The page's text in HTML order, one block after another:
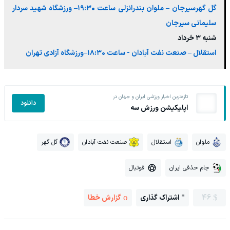
گل گهرسیرجان – ملوان بندرانزلی ساعت ۱۹:۳۰– ورزشگاه شهید سردار
سلیمانی سیرجان
شنبه ۳ خرداد
استقلال – صنعت نفت آبادان - ساعت ۱۸:۳۰–ورزشگاه آزادی تهران
تازه‌ترین اخبار ورزشی ایران و جهان در
اپلیکیشن ورزش سه دانلود
ملوان استقلال صنعت نفت آبادان گل گهر
جام حذفی ایران فوتبال
46 اشتراک گذاری گزارش خطا